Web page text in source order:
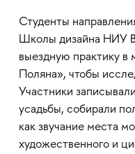
Студенты
Школы дизайна НИУ
выездную практику в
Поляна», чтобы
Участники
усадьбы, собирали
как звучание места
художественного и